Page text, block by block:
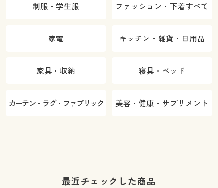
制服・学生服 ファッション・下着すべて
家電 キッチン・雑貨・日用品
家具・収納 寝具・ベッド
カーテン・ラグ・ファブリック 美容・健康・サプリメント
最近チェックした商品